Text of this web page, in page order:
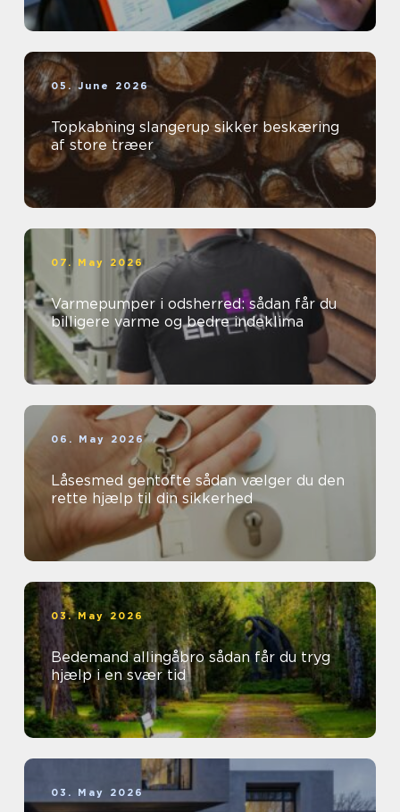
05. June 2026
Topkabning slangerup sikker beskæring
af store træer
07. May 2026
Varmepumper i odsherred: sådan får du
billigere varme og bedre indeklima
06. May 2026
Låsesmed gentofte sådan vælger du den
rette hjælp til din sikkerhed
03. May 2026
Bedemand allingåbro sådan får du tryg
hjælp i en svær tid
03. May 2026